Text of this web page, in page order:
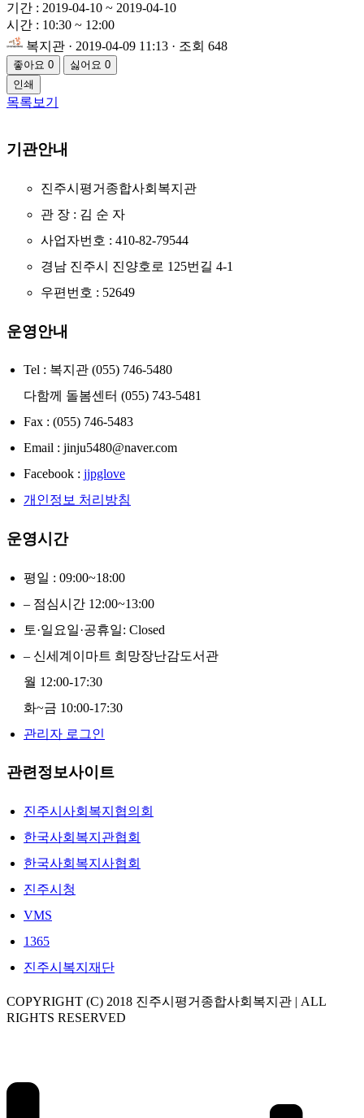
기간 : 2019-04-10 ~ 2019-04-10
시간 : 10:30 ~ 12:00
복지관 · 2019-04-09 11:13 · 조회 648
좋아요 0 싫어요 0
인쇄
목록보기
기관안내
진주시평거종합사회복지관
관 장 : 김 순 자
사업자번호 : 410-82-79544
경남 진주시 진양호로 125번길 4-1
우편번호 : 52649
운영안내
Tel : 복지관 (055) 746-5480
다함께 돌봄센터 (055) 743-5481
Fax : (055) 746-5483
Email : jinju5480@naver.com
Facebook : jjpglove
개인정보 처리방침
운영시간
평일 : 09:00~18:00
– 점심시간 12:00~13:00
토·일요일·공휴일: Closed
– 신세계이마트 희망장난감도서관
월 12:00-17:30
화~금 10:00-17:30
관리자 로그인
관련정보사이트
진주시사회복지협의회
한국사회복지관협회
한국사회복지사협회
진주시청
VMS
1365
진주시복지재단
COPYRIGHT (C) 2018 진주시평거종합사회복지관 | ALL
RIGHTS RESERVED